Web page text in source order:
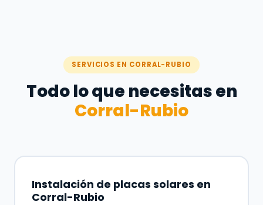
SERVICIOS EN CORRAL-RUBIO
Todo lo que necesitas en
Corral-Rubio
Instalación de placas solares en
Corral-Rubio